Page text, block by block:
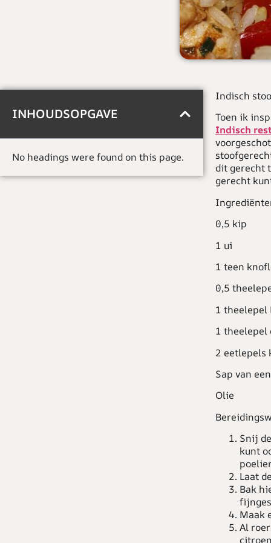
INHOUDSOPGAVE
No headings were found on this page.
Indisch
Toen ik
Indisch
dit gerecht
gerecht
0,5 kip
1 ui
1 teen
0,5
1 theelepel
1 theelepel
2 eetlepels
Sap van
Olie
Snij
kunt
Laat
Bak
Maak
Al